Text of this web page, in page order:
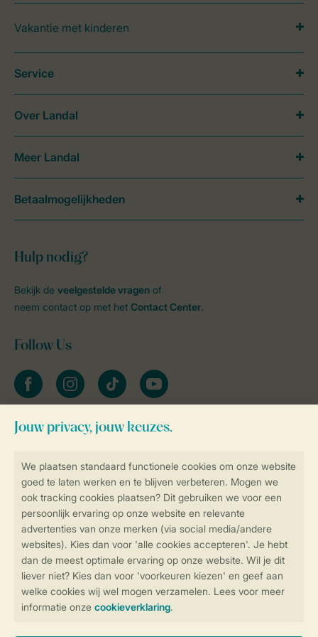
Controle over jouw gegevens &
Veilig en snel online boeken
Veilige gegevensoverdracht
Veilige betaling
Vakantie met kinderen
Hulp nodig?
Bekijk de veelgestelde vragen of
neem contact op met het Contact Center.
Follow Us
facebookinstagramtiktok youtube
Blijf op de hoogte
Service
Over Landal
Meer Landal
Betaalmogelijkheden